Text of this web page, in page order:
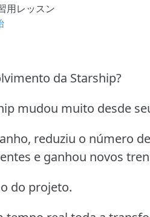
用レッスン
da Starship?
mudou muito desde
reduziu o número
e ganhou novos
do projeto.